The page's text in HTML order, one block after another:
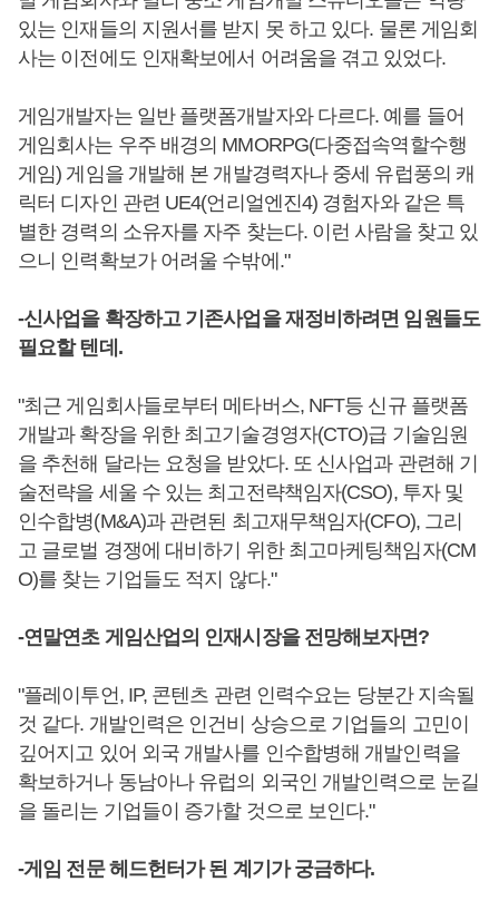
있는 인재들의 지원서를 받지 못 하고 있다. 물론 게임회
사는 이전에도 인재확보에서 어려움을 겪고 있었다.
게임개발자는 일반 플랫폼개발자와 다르다. 예를 들어
게임회사는 우주 배경의 MMORPG(다중접속역할수행
게임) 게임을 개발해 본 개발경력자나 중세 유럽풍의 캐
릭터 디자인 관련 UE4(언리얼엔진4) 경험자와 같은 특
별한 경력의 소유자를 자주 찾는다. 이런 사람을 찾고 있
으니 인력확보가 어려울 수밖에."
-신사업을 확장하고 기존사업을 재정비하려면 임원들도
필요할 텐데.
"최근 게임회사들로부터 메타버스, NFT등 신규 플랫폼
개발과 확장을 위한 최고기술경영자(CTO)급 기술임원
을 추천해 달라는 요청을 받았다. 또 신사업과 관련해 기
술전략을 세울 수 있는 최고전략책임자(CSO), 투자 및
인수합병(M&A)과 관련된 최고재무책임자(CFO), 그리
고 글로벌 경쟁에 대비하기 위한 최고마케팅책임자(CM
O)를 찾는 기업들도 적지 않다."
-연말연초 게임산업의 인재시장을 전망해보자면?
"플레이투언, IP, 콘텐츠 관련 인력수요는 당분간 지속될
것 같다. 개발인력은 인건비 상승으로 기업들의 고민이
깊어지고 있어 외국 개발사를 인수합병해 개발인력을
확보하거나 동남아나 유럽의 외국인 개발인력으로 눈길
을 돌리는 기업들이 증가할 것으로 보인다."
-게임 전문 헤드헌터가 된 계기가 궁금하다.